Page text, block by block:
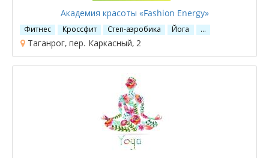
Академия красоты «Fashion Energy»
Фитнес Кроссфит Степ-аэробика Йога …
Таганрог, пер. Каркасный, 2